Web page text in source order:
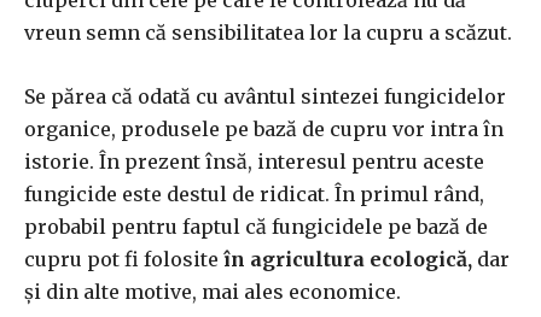
vreun semn că sensibilitatea lor la cupru a scăzut.
Se părea că odată cu avântul sintezei fungicidelor
organice, produsele pe bază de cupru vor intra în
istorie. În prezent însă, interesul pentru aceste
fungicide este destul de ridicat. În primul rând,
probabil pentru faptul că fungicidele pe bază de
cupru pot fi folosite în agricultura ecologică, dar
şi din alte motive, mai ales economice.